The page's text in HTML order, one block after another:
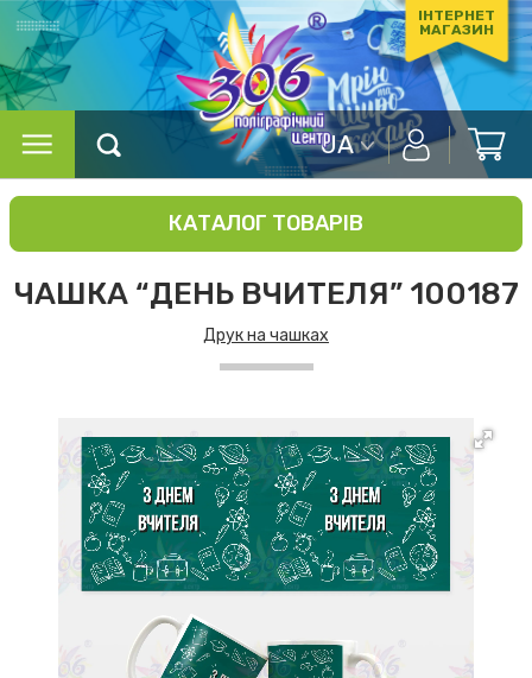
ІНТЕРНЕТ
МАГАЗИН
UA
КАТАЛОГ ТОВАРІВ
ЧАШКА “ДЕНЬ ВЧИТЕЛЯ” 100187
Друк на чашках